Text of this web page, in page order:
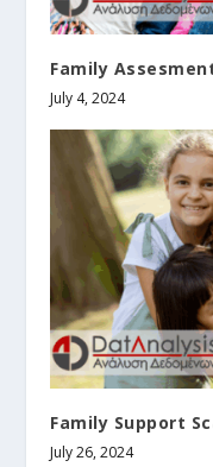
Family
July 4, 2024
Family Support
July 26, 2024